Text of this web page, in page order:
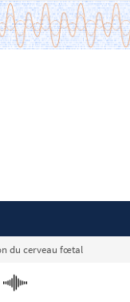
du cerveau fœtal